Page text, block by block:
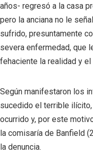
años- regresó a la casa
pero la anciana no le
sufrido, presuntamente
severa enfermedad, que
fehaciente la realidad y el
Según manifestaron los
sucedido el terrible
ocurrido y, por este
la comisaría de Banfield
la denuncia.